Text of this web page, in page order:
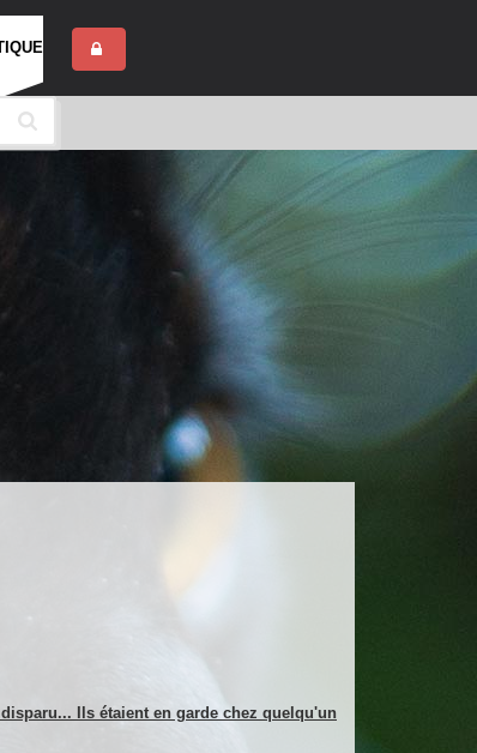
Ils étaient en garde chez quelqu'un